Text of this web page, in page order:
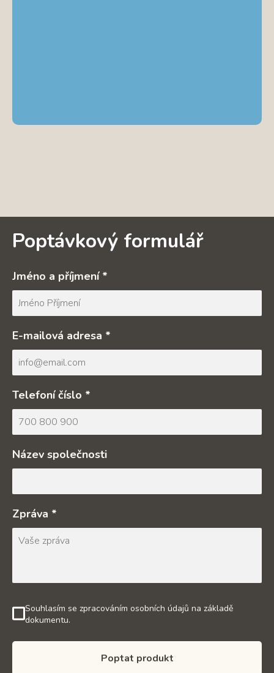
Poptávkový formulář
Jméno a příjmení *
E-mailová adresa *
Telefoní číslo *
Název společnosti
Zpráva *
Souhlasím se zpracováním osobních údajů na základě
dokumentu.
Poptat produkt